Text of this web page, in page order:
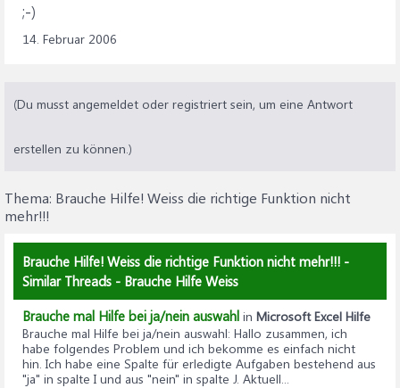
;-)
14. Februar 2006
(Du musst angemeldet oder registriert sein, um eine Antwort
erstellen zu können.)
Thema: Brauche Hilfe! Weiss die richtige Funktion nicht
mehr!!!
Brauche Hilfe! Weiss die richtige Funktion nicht mehr!!! -
Similar Threads - Brauche Hilfe Weiss
Brauche mal Hilfe bei ja/nein auswahl in Microsoft Excel Hilfe
Brauche mal Hilfe bei ja/nein auswahl: Hallo zusammen, ich
habe folgendes Problem und ich bekomme es einfach nicht
hin. Ich habe eine Spalte für erledigte Aufgaben bestehend aus
"ja" in spalte I und aus "nein" in spalte J. Aktuell...